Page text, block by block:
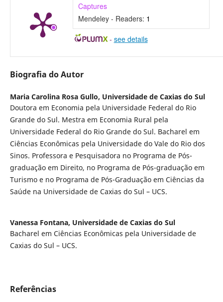
Captures
Mendeley - Readers: 1
- see details
Biografia do Autor
Maria Carolina Rosa Gullo, Universidade de Caxias do Sul
Doutora em Economia pela Universidade Federal do Rio
Grande do Sul. Mestra em Economia Rural pela
Universidade Federal do Rio Grande do Sul. Bacharel em
Ciências Econômicas pela Universidade do Vale do Rio dos
Sinos. Professora e Pesquisadora no Programa de Pós-
graduação em Direito, no Programa de Pós-graduação em
Turismo e no Programa de Pós-Graduação em Ciências da
Saúde na Universidade de Caxias do Sul – UCS.
Vanessa Fontana, Universidade de Caxias do Sul
Bacharel em Ciências Econômicas pela Universidade de
Caxias do Sul – UCS.
Referências